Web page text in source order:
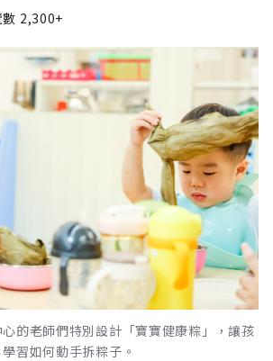
2,300+
的老師們特別設計「寶寶健康粽」，讓孩
習如何動手拆粽子。